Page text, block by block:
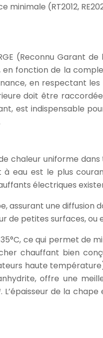
(RT2012,
(Reconnu Garant
fonction de la
en respectant les
doit être
est indispensable
chaleur uniforme
eau est le plus
électriques
assurant une diffusion
de petites surfaces,
ce qui permet de
chauffant bien
haute
offre une
de la